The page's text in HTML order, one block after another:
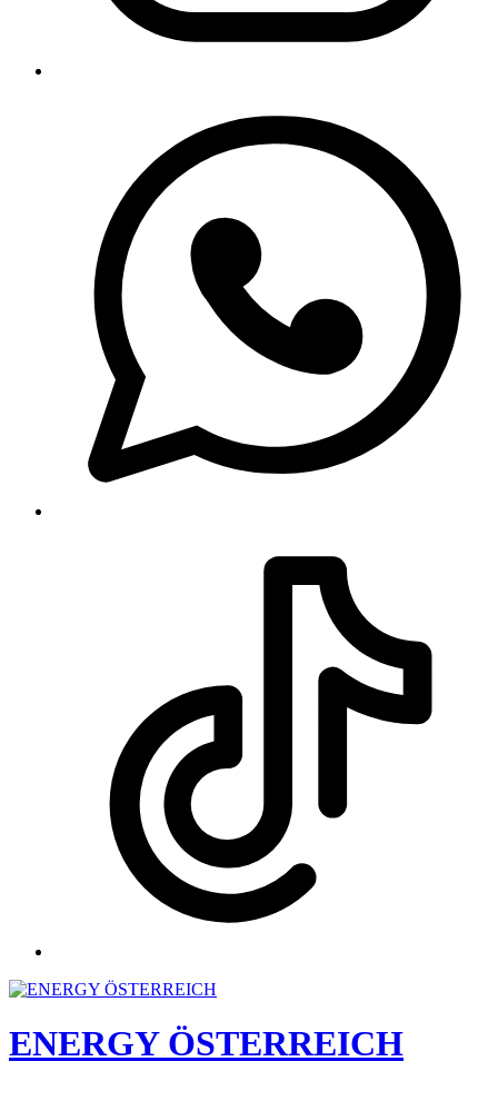
ENERGY ÖSTERREICH